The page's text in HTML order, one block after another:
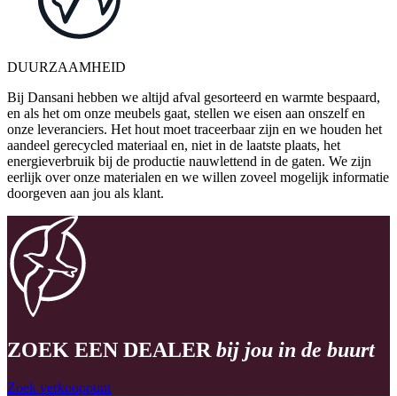
DUURZAAMHEID
Bij Dansani hebben we altijd afval gesorteerd en warmte bespaard,
en als het om onze meubels gaat, stellen we eisen aan onszelf en
onze leveranciers. Het hout moet traceerbaar zijn en we houden het
aandeel gerecycled materiaal en, niet in de laatste plaats, het
energieverbruik bij de productie nauwlettend in de gaten. We zijn
eerlijk over onze materialen en we willen zoveel mogelijk informatie
doorgeven aan jou als klant.
ZOEK EEN DEALER bij jou in de buurt
Zoek verkooppunt